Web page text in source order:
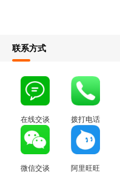
联系方式
在线交谈 拨打电话
微信交谈 阿里旺旺